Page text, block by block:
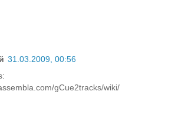
31.03.2009, 00:56
gCue2tracks/wiki/